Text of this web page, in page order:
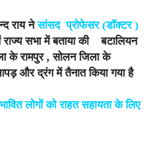
राय नेसांसद प्रोफेसर (डॉक्टर )
सभा में बताया की बटालियन
के रामपुर , सोलन जिला के
और द्रंग में तैनात किया गया है
लोगों को राहत सहायता के लिए